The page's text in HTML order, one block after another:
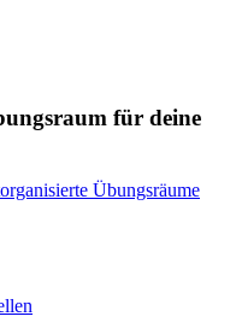
für deine
Übungsräume